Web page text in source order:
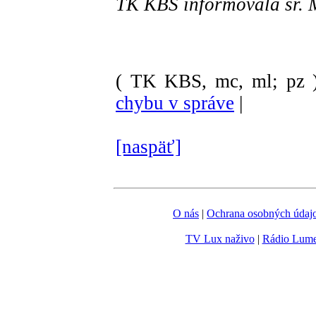
TK KBS informovala sr.
( TK KBS, mc, ml; pz
chybu v správe |
[naspäť]
O nás | Ochrana osobných
TV Lux naživo| Rádio